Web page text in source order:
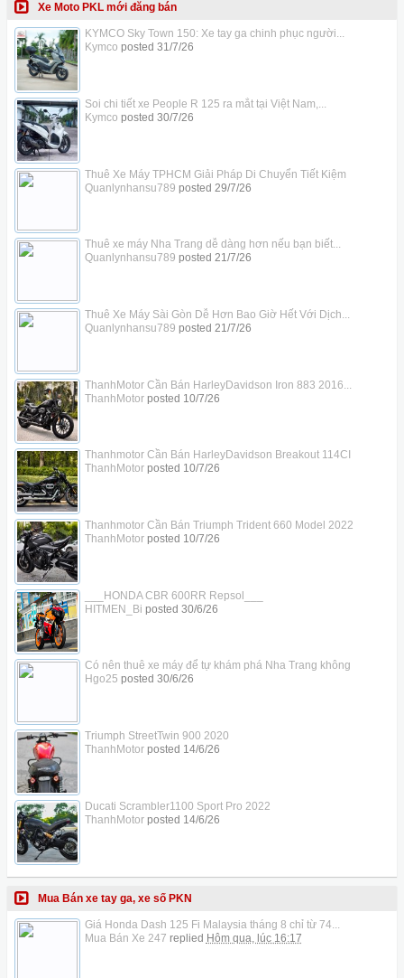
Xe Moto PKL mới đăng bán
KYMCO Sky Town 150: Xe tay ga chinh phục người...
Kymco posted 31/7/26
Soi chi tiết xe People R 125 ra mắt tại Việt Nam,...
Kymco posted 30/7/26
Thuê Xe Máy TPHCM Giải Pháp Di Chuyển Tiết Kiệm
Quanlynhansu789 posted 29/7/26
Thuê xe máy Nha Trang dễ dàng hơn nếu bạn biết...
Quanlynhansu789 posted 21/7/26
Thuê Xe Máy Sài Gòn Dễ Hơn Bao Giờ Hết Với Dịch...
Quanlynhansu789 posted 21/7/26
ThanhMotor Cần Bán HarleyDavidson Iron 883 2016...
ThanhMotorposted 10/7/26
Thanhmotor Cần Bán HarleyDavidson Breakout 114CI
ThanhMotorposted 10/7/26
Thanhmotor Cần Bán Triumph Trident 660 Model 2022
ThanhMotorposted 10/7/26
___HONDA CBR 600RR Repsol___
HITMEN_Bi posted 30/6/26
Có nên thuê xe máy để tự khám phá Nha Trang không
Hgo25 posted 30/6/26
Triumph StreetTwin 900 2020
ThanhMotorposted 14/6/26
Ducati Scrambler1100 Sport Pro 2022
ThanhMotorposted 14/6/26
Mua Bán xe tay ga, xe số PKN
Giá Honda Dash 125 Fi Malaysia tháng 8 chỉ từ 74...
Mua Bán Xe 247 replied Hôm qua, lúc 16:17